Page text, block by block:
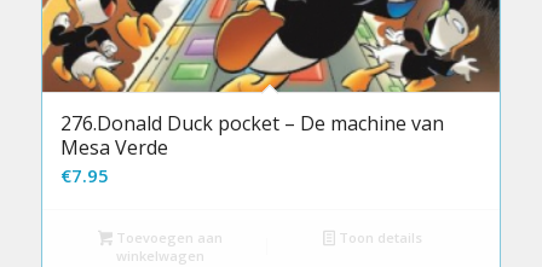
276.Donald Duck pocket – De machine van
Mesa Verde
€7.95
Toevoegen aan
winkelwagen
Toon details